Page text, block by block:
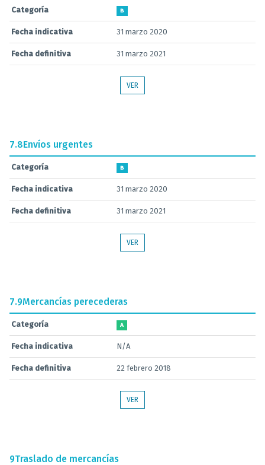
Categoría B
Fecha indicativa 31 marzo 2020
Fecha definitiva 31 marzo 2021
VER
7.8Envíos urgentes
Categoría B
Fecha indicativa 31 marzo 2020
Fecha definitiva 31 marzo 2021
VER
7.9Mercancías perecederas
Categoría A
Fecha indicativa N/A
Fecha definitiva 22 febrero 2018
VER
9Traslado de mercancías